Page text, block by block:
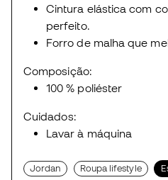
Cintura elástica com
perfeito.
Forro de malha que
Composição:
100 % poliéster
Cuidados:
Lavar à máquina
Jordan Roupa lifestyle